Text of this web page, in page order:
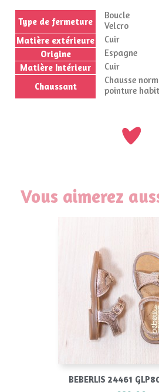
Type de fermeture
Boucle
Velcro
Matière extérieure
Cuir
Origine
Espagne
Matière Intérieur
Cuir
Chaussant
Chausse
pointure
Vous aimerez
BEBERLIS 24461